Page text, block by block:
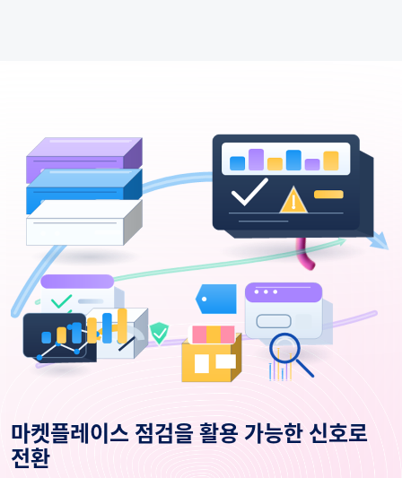
마켓플레이스 점검을 활용 가능한 신호로
전환